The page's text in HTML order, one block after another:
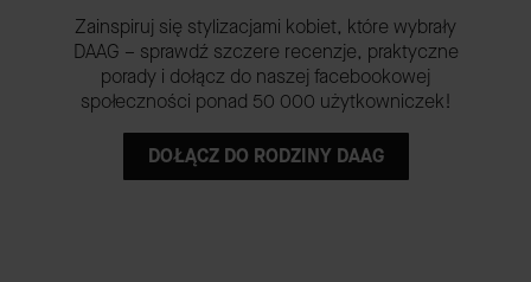
Zainspiruj się stylizacjami kobiet, które wybrały
DAAG – sprawdź szczere recenzje, praktyczne
porady i dołącz do naszej facebookowej
społeczności ponad 50 000 użytkowniczek!
DOŁĄCZ DO RODZINY DAAG